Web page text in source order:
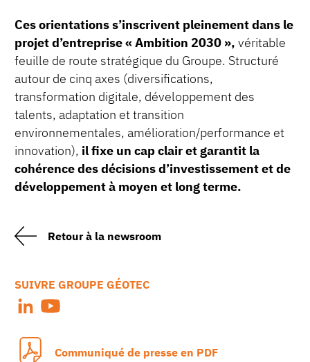
Ces orientations s’inscrivent pleinement dans le
projet d’entreprise « Ambition 2030 », véritable
feuille de route stratégique du Groupe. Structuré
autour de cinq axes (diversifications,
transformation digitale, développement des
talents, adaptation et transition
environnementales, amélioration/performance et
innovation), il fixe un cap clair et garantit la
cohérence des décisions d’investissement et de
développement à moyen et long terme.
Retour à la newsroom
SUIVRE GROUPE GÉOTEC
Communiqué de presse en PDF